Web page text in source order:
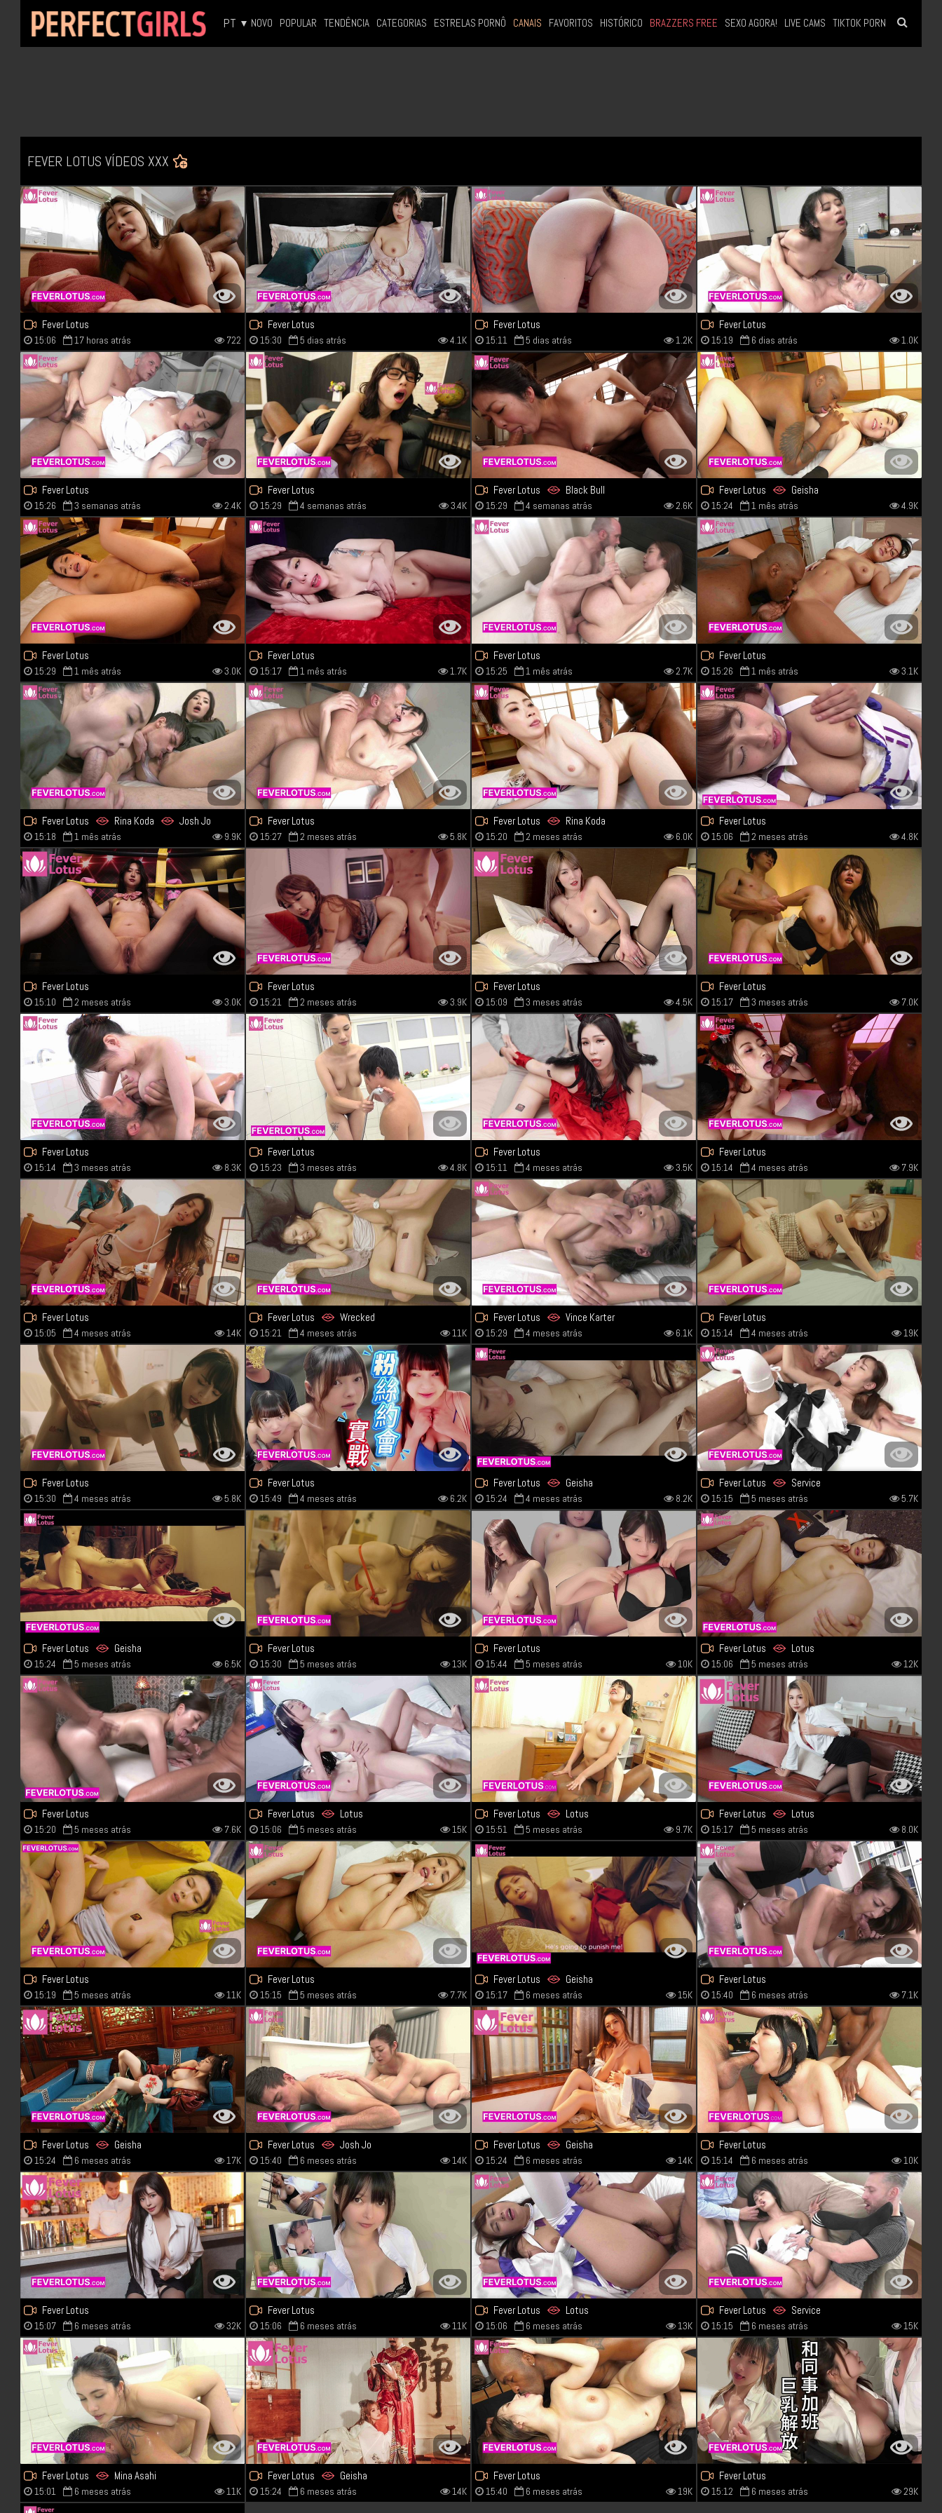
PT NOVO POPULAR TENDÊNCIA CATEGORIAS ESTRELAS PORNÔ CANAIS FAVORITOS HISTÓRICO BRAZZERS FREE SEXO AGORA! LIVE CAMS TIKTOK PORN
FEVER LOTUS VÍDEOS XXX
Fever Lotus
15:06 17 horas atrás 722
Fever Lotus
15:30 5 dias atrás 4.1K
Fever Lotus
15:11 5 dias atrás 1.2K
Fever Lotus
15:19 6 dias atrás 1.0K
Fever Lotus
15:26 3 semanas atrás 2.4K
Fever Lotus
15:29 4 semanas atrás 3.4K
Fever Lotus Black Bull
15:29 4 semanas atrás 2.6K
Fever Lotus Geisha
15:24 1 mês atrás 4.9K
Fever Lotus
15:29 1 mês atrás 3.0K
Fever Lotus
15:17 1 mês atrás 1.7K
Fever Lotus
15:25 1 mês atrás 2.7K
Fever Lotus
15:26 1 mês atrás 3.1K
Fever Lotus Rina Koda Josh Jo
15:18 1 mês atrás 9.9K
Fever Lotus
15:27 2 meses atrás 5.8K
Fever Lotus Rina Koda
15:20 2 meses atrás 6.0K
Fever Lotus
15:06 2 meses atrás 4.8K
Fever Lotus
15:10 2 meses atrás 3.0K
Fever Lotus
15:21 2 meses atrás 3.9K
Fever Lotus
15:09 3 meses atrás 4.5K
Fever Lotus
15:17 3 meses atrás 7.0K
Fever Lotus
15:14 3 meses atrás 8.3K
Fever Lotus
15:23 3 meses atrás 4.8K
Fever Lotus
15:11 4 meses atrás 3.5K
Fever Lotus
15:14 4 meses atrás 7.9K
Fever Lotus
15:05 4 meses atrás 14K
Fever Lotus Wrecked
15:21 4 meses atrás 11K
Fever Lotus Vince Karter
15:29 4 meses atrás 6.1K
Fever Lotus
15:14 4 meses atrás 19K
Fever Lotus
15:30 4 meses atrás 5.8K
Fever Lotus
15:49 4 meses atrás 6.2K
Fever Lotus Geisha
15:24 4 meses atrás 8.2K
Fever Lotus Service
15:15 5 meses atrás 5.7K
Fever Lotus Geisha
15:24 5 meses atrás 6.5K
Fever Lotus
15:30 5 meses atrás 13K
Fever Lotus
15:44 5 meses atrás 10K
Fever Lotus Lotus
15:06 5 meses atrás 12K
Fever Lotus
15:20 5 meses atrás 7.6K
Fever Lotus Lotus
15:06 5 meses atrás 15K
Fever Lotus Lotus
15:51 5 meses atrás 9.7K
Fever Lotus Lotus
15:17 5 meses atrás 8.0K
Fever Lotus
15:19 5 meses atrás 11K
Fever Lotus
15:15 5 meses atrás 7.7K
Fever Lotus Geisha
15:17 6 meses atrás 15K
Fever Lotus
15:40 6 meses atrás 7.1K
Fever Lotus Geisha
15:24 6 meses atrás 17K
Fever Lotus Josh Jo
15:40 6 meses atrás 14K
Fever Lotus Geisha
15:24 6 meses atrás 14K
Fever Lotus
15:14 6 meses atrás 10K
Fever Lotus
15:07 6 meses atrás 32K
Fever Lotus
15:06 6 meses atrás 11K
Fever Lotus Lotus
15:06 6 meses atrás 13K
Fever Lotus Service
15:15 6 meses atrás 15K
Fever Lotus Mina Asahi
15:01 6 meses atrás 11K
Fever Lotus Geisha
15:24 6 meses atrás 14K
Fever Lotus
15:40 6 meses atrás 19K
Fever Lotus
15:12 6 meses atrás 29K